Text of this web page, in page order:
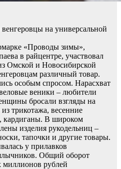
на универсальной
«Проводы зимы»,
в райцентре, участвовал
Омской и Новосибирской
различный товар.
особым спросом. Нарасхват
веники – любители
бросали взгляды на
трикотажа, весенние
кардиганы. В широком
изделия рукодельниц –
тапочки и другие товары.
у прилавков
Общий оборот
миллионов рублей